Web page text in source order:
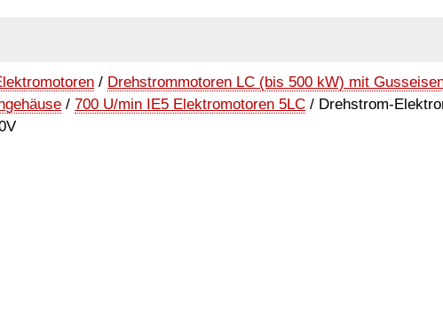
/ Drehstrommotoren LC (bis 500 kW) mit
/700 U/min IE5 Elektromotoren 5LC / Drehstrom-